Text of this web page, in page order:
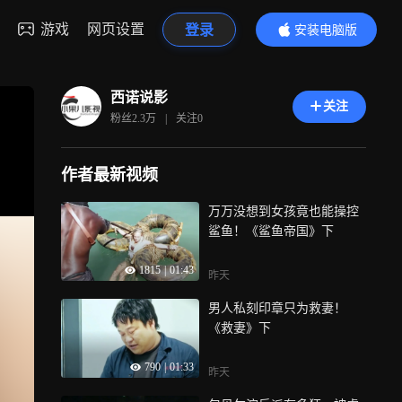
游戏 网页设置 登录
安装电脑版
内容更精彩
西诺说影
粉丝2.3万 | 关注0
关注
作者最新视频
1815 | 01:43
万万没想到女孩竟也能操控
鲨鱼！《鲨鱼帝国》下
昨天
790 01:33
男人私刻印章只为救妻！
《救妻》下
昨天